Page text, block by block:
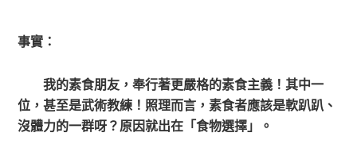
事實：
我的素食朋友，奉行著更嚴格的素食主義！其中一
位，甚至是武術教練！照理而言，素食者應該是軟趴趴、
沒體力的一群呀？原因就出在「食物選擇」。